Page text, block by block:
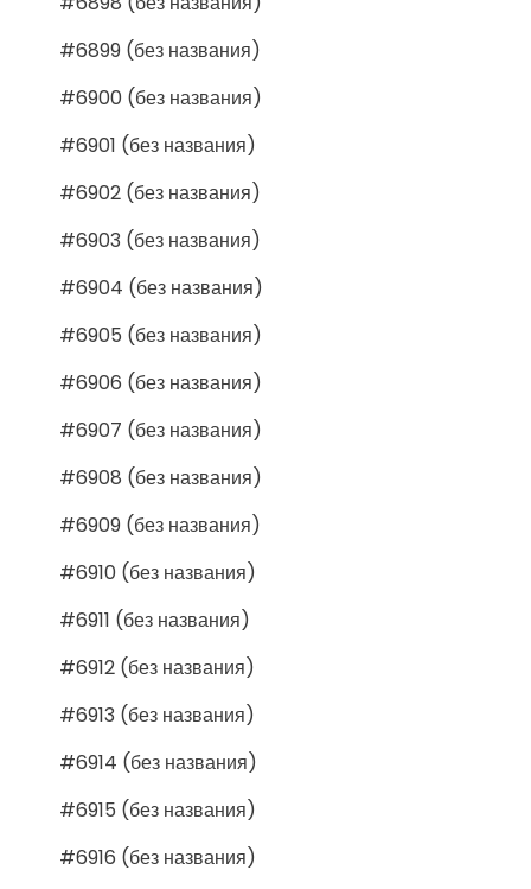
#6899 (без названия)
#6900 (без названия)
#6901 (без названия)
#6902 (без названия)
#6903 (без названия)
#6904 (без названия)
#6905 (без названия)
#6906 (без названия)
#6907 (без названия)
#6908 (без названия)
#6909 (без названия)
#6910 (без названия)
#6911 (без названия)
#6912 (без названия)
#6913 (без названия)
#6914 (без названия)
#6915 (без названия)
#6916 (без названия)